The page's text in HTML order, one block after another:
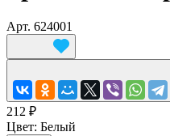
Арт. 624001
212 ₽
Цвет: Белый